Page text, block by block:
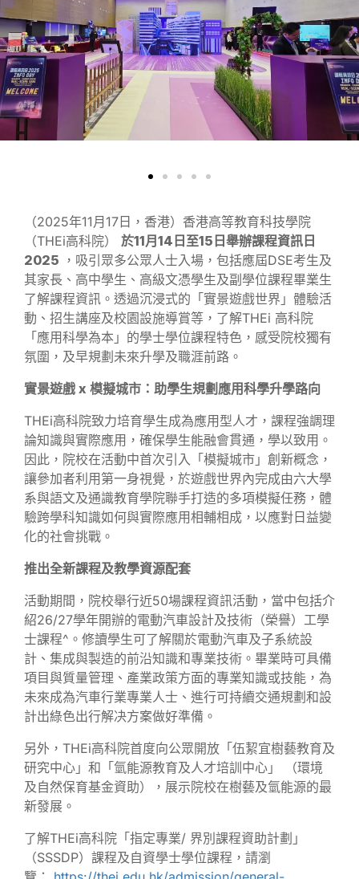
（2025年11月17日，香港）香港高等教育科技學院
（THEi高科院） 於11月14日至15日舉辦課程資訊日
2025 ，吸引眾多公眾人士入場，包括應屆DSE考生及
其家長、高中學生、高級文憑學生及副學位課程畢業生
了解課程資訊。透過沉浸式的「實景遊戲世界」體驗活
動、招生講座及校園設施導賞等，了解THEi 高科院
「應用科學為本」的學士學位課程特色，感受院校獨有
氛圍，及早規劃未來升學及職涯前路。
實景遊戲 x 模擬城市：助學生規劃應用科學升學路向
THEi高科院致力培育學生成為應用型人才，課程強調理
論知識與實際應用，確保學生能融會貫通，學以致用。
因此，院校在活動中首次引入「模擬城市」創新概念，
讓參加者利用第一身視覺，於遊戲世界內完成由六大學
系與語文及通識教育學院聯手打造的多項模擬任務，體
驗跨學科知識如何與實際應用相輔相成，以應對日益變
化的社會挑戰。
推出全新課程及教學資源配套
活動期間，院校舉行近50場課程資訊活動，當中包括介
紹26/27學年開辦的電動汽車設計及技術（榮譽）工學
士課程^。修讀學生可了解關於電動汽車及子系統設
計、集成與製造的前沿知識和專業技術。畢業時可具備
項目與質量管理、產業政策方面的專業知識或技能，為
未來成為汽車行業專業人士、進行可持續交通規劃和設
計出綠色出行解决方案做好準備。
另外，THEi高科院首度向公眾開放「伍絜宜樹藝教育及
研究中心」和「氫能源教育及人才培訓中心」 （環境
及自然保育基金資助），展示院校在樹藝及氫能源的最
新發展。
了解THEi高科院「指定專業/ 界別課程資助計劃」
（SSSDP）課程及自資學士學位課程，請瀏